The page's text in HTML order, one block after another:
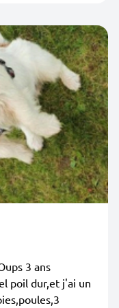
3 ans
poil dur,et j'ai un